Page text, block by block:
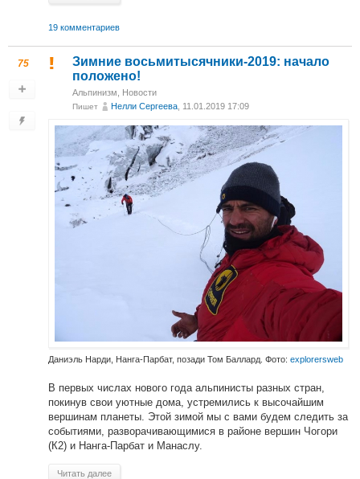
19 комментариев
75
Зимние восьмитысячники-2019: начало
положено!
Альпинизм Новости
Пишет Нелли Сергеева , 11.01.2019 17:09
Даниэль Нарди, Нанга-Парбат, позади Том Баллард. Фото: explorersweb
В первых числах нового года альпинисты разных стран,
покинув свои уютные дома, устремились к высочайшим
вершинам планеты. Этой зимой мы с вами будем следить за
событиями, разворачивающимися в районе вершин Чогори
(К2) и Нанга-Парбат и Манаслу.
Читать далее